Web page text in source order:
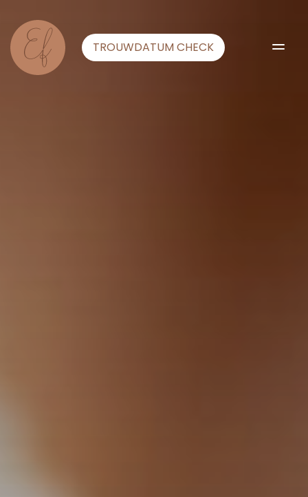
TROUWDATUM CHECK